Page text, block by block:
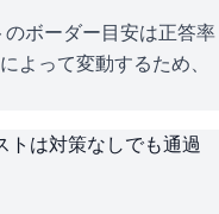
のボーダー目安は正答率
よって変動するため、
トは対策なしでも通過